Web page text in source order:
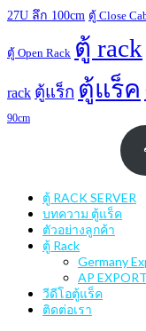
27U ลึก 100cm ตู้ Close
ตู้ Open Rack ตู้ rack
rack ตู้แร็ก ตู้แร็ค
90cm
ตู้ RACK SERVER
บทความ ตู้แร็ค
ตัวอย่างลูกค้า
ตู้ Rack
Germany
AP
วีดีโอตู้แร็ค
ติดต่อเรา